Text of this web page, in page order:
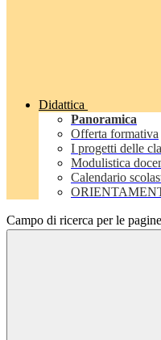
Didattica
Panoramica
Offerta formativa
I progetti delle
Modulistica
Calendario
Campo di ricerca per le